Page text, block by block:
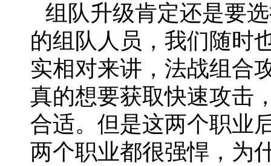
组队升级肯定还是要
的组队人员，我们随时
实相对来讲，法战组合
真的想要获取快速攻击
合适。但是这两个职业
两个职业都很强悍，为